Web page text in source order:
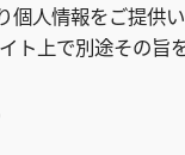
個人情報をご提供
ト上で別途その旨